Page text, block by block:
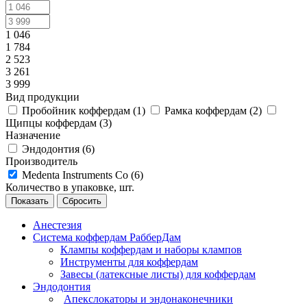
1 046
1 784
2 523
3 261
3 999
Вид продукции
Пробойник коффердам (1) Рамка коффердам (2)
Щипцы коффердам (3)
Назначение
Эндодонтия (6)
Производитель
Medenta Instruments Co (6)
Количество в упаковке, шт.
Сбросить
Анестезия
Система коффердам РабберДам
Клампы коффердам и наборы клампов
Инструменты для коффердам
Завесы (латексные листы) для коффердам
Эндодонтия
Апекслокаторы и эндонаконечники